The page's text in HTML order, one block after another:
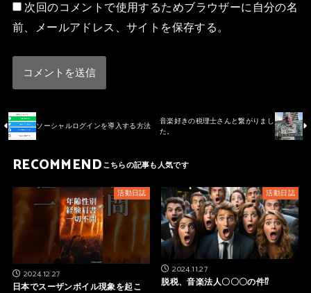
次回のコメントで使用するためブラウザーに自分の名
前、メールアドレス、サイトを保存する。
ソーシャルログインを導入する方法
音楽好きの税理士さんと繋がりまし
た。
RECOMMEND
活動日誌
2024.12.27
日本でスーザンボイル現象を起こ
活動日誌
2024.11.27
脱税、音楽法人〇〇〇の件⁉